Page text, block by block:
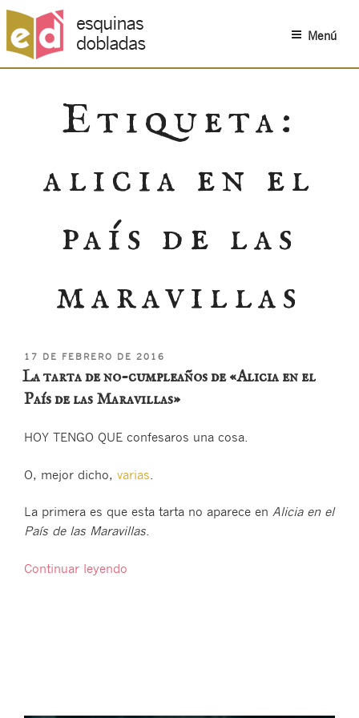
Menú
Etiqueta:
alicia en el
país de las
maravillas
PUBLICADO
EL
17 DE FEBRERO DE 2016
La tarta de no-cumpleaños de «Alicia en el
País de las Maravillas»
HOY TENGO QUE confesaros una cosa.
O, mejor dicho, varias
La primera es que esta tarta no aparece en Alicia en el
País de las Maravillas.
Continuar leyendo